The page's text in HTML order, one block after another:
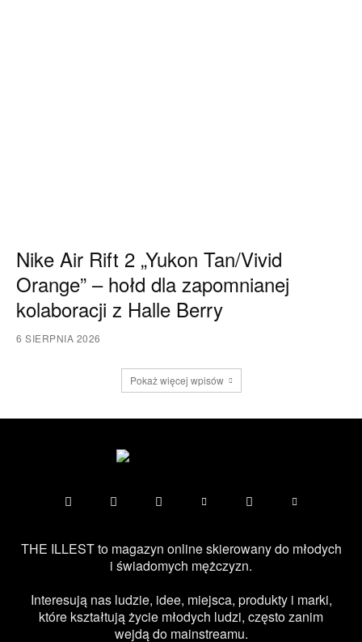
Nike Air Rift 2 „Yukon Tan/Vivid
Orange” – hołd dla zapomnianej
kolaboracji z Halle Berry
6 SIERPNIA 2026
Pokaż więcej wpisów
THE ILLEST to magazyn online skierowany do młodych
i świadomych mężczyzn.
Interesują nas ludzie, idee, miejsca, produkty i marki,
które kształtują życie młodych ludzi, często zanim
wejdą do mainstreamu.